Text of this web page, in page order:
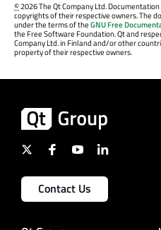
©2026 The Qt Company Ltd.
copyrights of their respective owners. The
under the terms of theGNU Free
the Free Software Foundation. Qt and
Company Ltd. in Finland and/or other
property of their respective owners.
Contact Us